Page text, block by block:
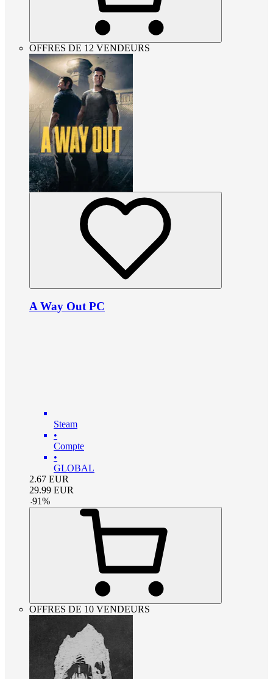
OFFRES DE 12 VENDEURS
A Way Out PC
Steam
•
Compte
•
GLOBAL
2.67 EUR
29.99 EUR
-91%
OFFRES DE 10 VENDEURS